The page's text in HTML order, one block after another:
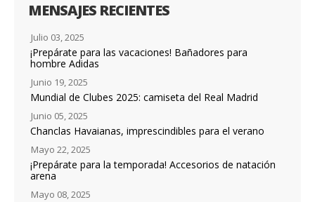
MENSAJES RECIENTES
Julio 03, 2025
¡Prepárate para las vacaciones! Bañadores para
hombre Adidas
Junio 19, 2025
Mundial de Clubes 2025: camiseta del Real Madrid
Junio 05, 2025
Chanclas Havaianas, imprescindibles para el verano
Mayo 22, 2025
¡Prepárate para la temporada! Accesorios de natación
arena
Mayo 08, 2025